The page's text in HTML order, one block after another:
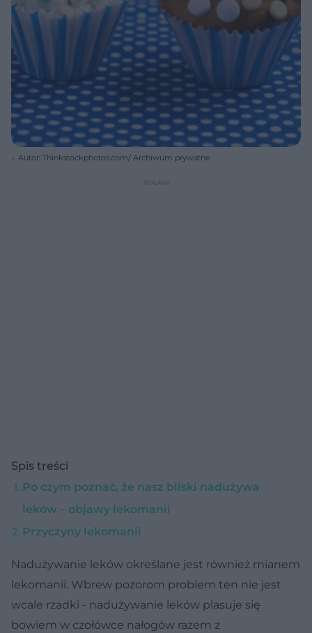
Autor: Thinkstockphotos.com/ Archiwum prywatne
Spis treści
Po czym poznać, że nasz bliski nadużywa
leków – objawy lekomanii
Przyczyny lekomanii
Nadużywanie leków określane jest również mianem
lekomanii. Wbrew pozorom problem ten nie jest
wcale rzadki - nadużywanie leków plasuje się
bowiem w czołówce nałogów razem z